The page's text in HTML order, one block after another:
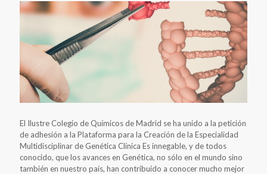
El Ilustre Colegio de Químicos de Madrid se ha unido a la petición
de adhesión a la Plataforma para la Creación de la Especialidad
Multidisciplinar de Genética Clínica Es innegable, y de todos
conocido, que los avances en Genética, no sólo en el mundo sino
también en nuestro país, han contribuido a conocer mucho mejor